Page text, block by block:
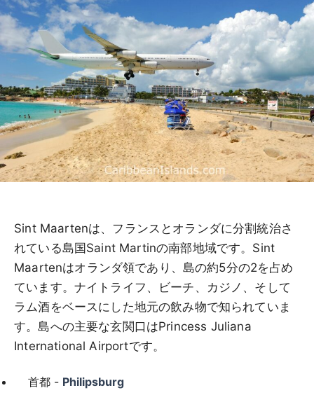
Sint Maartenは、フランスとオランダに分割統治さ
れている島国Saint Martinの南部地域です。Sint
Maartenはオランダ領であり、島の約5分の2を占め
ています。ナイトライフ、ビーチ、カジノ、そして
ラム酒をベースにした地元の飲み物で知られていま
す。島への主要な玄関口はPrincess Juliana
International Airportです。
首都 - Philipsburg